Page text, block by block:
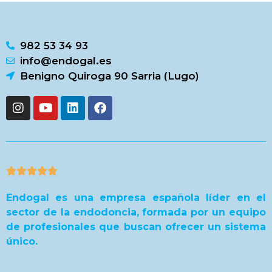
982 53 34 93
info@endogal.es
Benigno Quiroga 90 Sarria (Lugo)

Endogal es una empresa española líder en el
sector de la endodoncia, formada por un equipo
de profesionales que buscan ofrecer un sistema
único.